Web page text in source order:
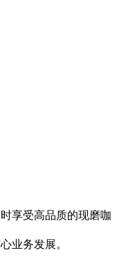
享受高品质的现磨咖
业务发展。